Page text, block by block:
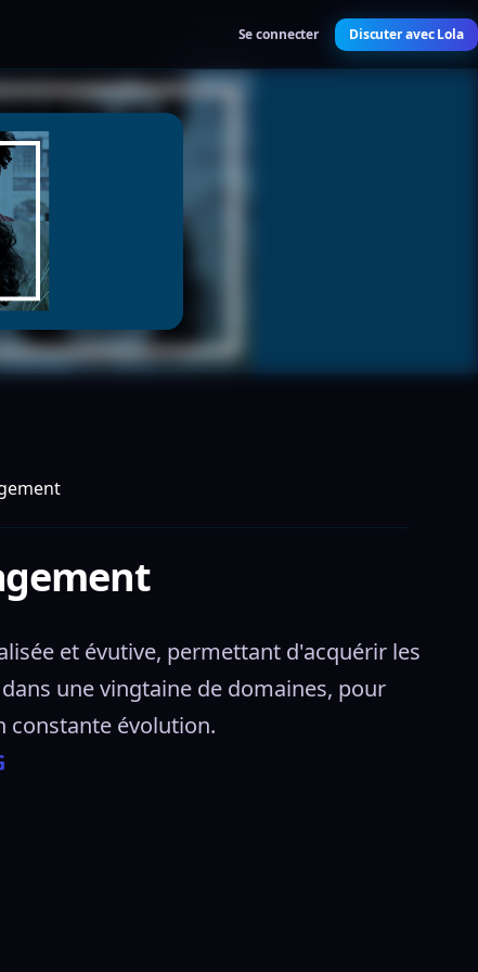
Se connecter Discuter avec Lola
et évutive, permettant d'acquérir les
une vingtaine de domaines, pour
constante évolution.